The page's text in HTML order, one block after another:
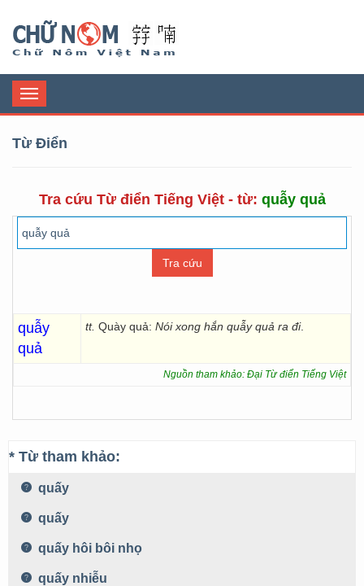
Toggle
navigation
Từ Điển
Tra cứu Từ điển Tiếng Việt - từ: quẫy quả
quẫy
quả
tt. Quày quả: Nói xong hắn quẫy quả ra đi.
Nguồn tham khảo: Đại Từ điển Tiếng Việt
* Từ tham khảo:
quấy
quấy
quấy hôi bôi nhọ
quấy nhiễu